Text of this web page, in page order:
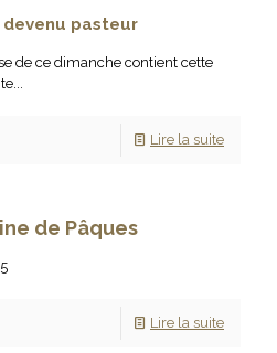
devenu pasteur
de ce dimanche contient cette
Lire la suite
de Pâques
Lire la suite